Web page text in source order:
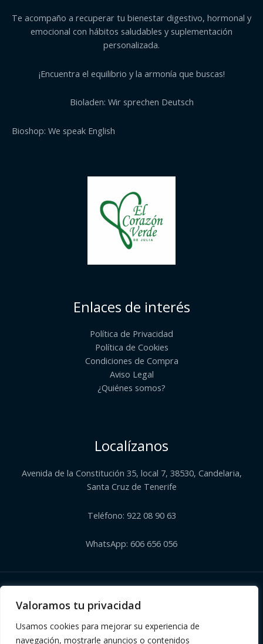
Valoramos tu privacidad
Usamos cookies para mejorar su experiencia de
navegación, mostrarle anuncios o contenidos
Te acompaño a recuperar tu bienestar digestivo, hormonal y
emocional con hábitos saludables y suplementación
personalizada.
¡Encuentra el equilibrio y la armonía que buscas!
Bioladen: Wir sprechen Deutsch
Bioshop: We speak English
Enlaces de interés
Política de Privacidad
Política de Cookies
Condiciones de Compra
Aviso Legal
¿Quiénes somos?​
Localízanos
Avenida de la Constitución 35, local 7, 38530, Candelaria,
Santa Cruz de Tenerife
Teléfono: 922 08 90 63
WhatsApp: 606 656 056